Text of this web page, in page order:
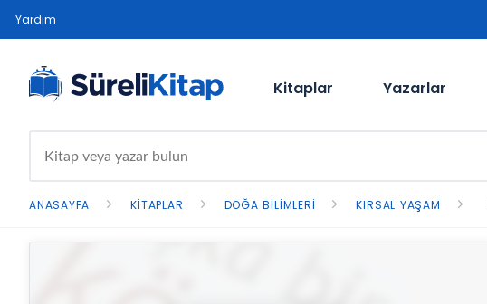
Yardım
Kitaplar Yazarlar
ANASAYFA KITAPLAR DOĞA BILIMLERI KIRSAL YAŞAM